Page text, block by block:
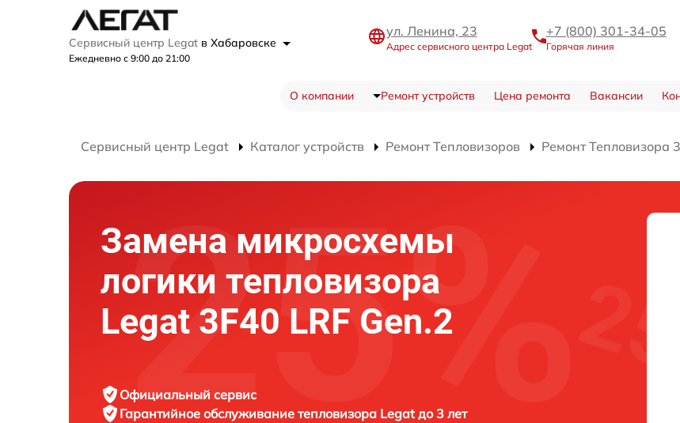
Сервисный центр Legat в Хабаровске
Ежедневно с 9:00 до 21:00
ул. Ленина, 23
Адрес сервисного центра Legat
+7 (800) 301-34-05
Горячая линия
О компании Ремонт устройств Цена ремонта Вакансии
Сервисный центр Legat Каталог устройств Ремонт Тепловизоров Ремонт Тепловизора
Замена микросхемы
логики тепловизора
Legat 3F40 LRF Gen.2
Официальный сервис
Гарантийное обслуживание тепловизора Legat до 3 лет